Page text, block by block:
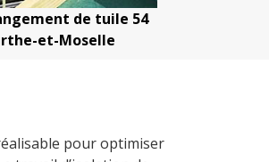
de tuile 54
et-Moselle
pour optimiser